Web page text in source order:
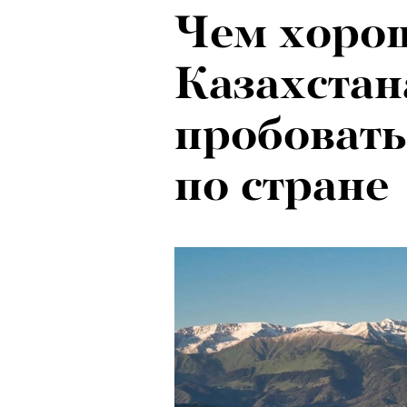
Чем
по стране
Локарно-
показали
кино